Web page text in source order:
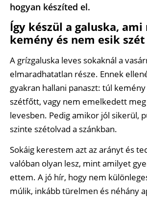
hogyan készíted el.
Így készül a galuska, ami
kemény és nem esik szét
A grízgaluska leves sokaknál a
elmaradhatatlan része. Ennek
gyakran hallani panaszt: túl
szétfőtt, vagy nem emelkedett meg
levesben. Pedig amikor jól sikerül,
szinte szétolvad a szánkban.
Sokáig kerestem azt az arányt és
valóban olyan lesz, mint amilyet
ettem. A jó hír, hogy nem
múlik, inkább türelmen és néhány